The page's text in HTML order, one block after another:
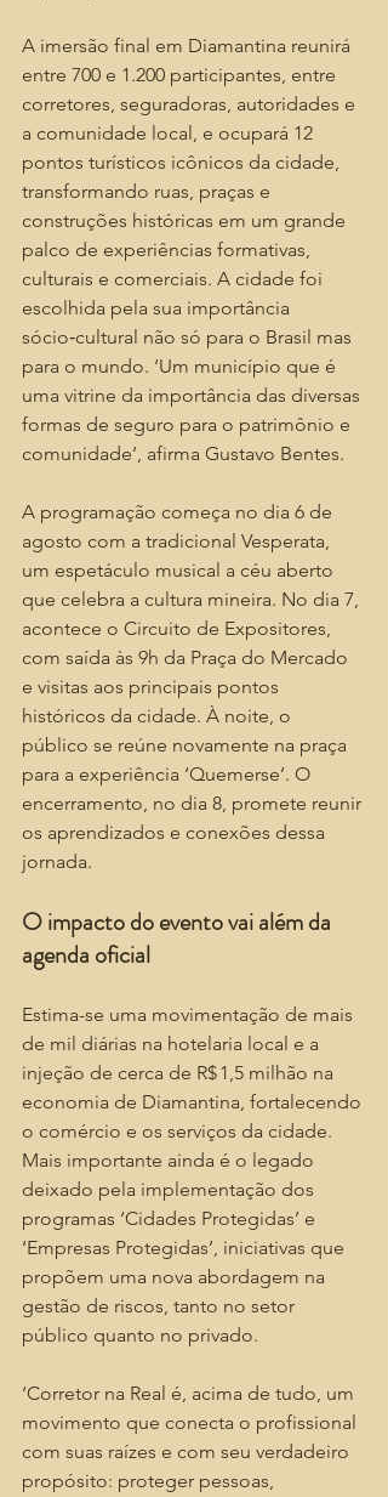
A imersão final em Diamantina reunirá
entre 700 e 1.200 participantes, entre
corretores, seguradoras, autoridades e
a comunidade local, e ocupará 12
pontos turísticos icônicos da cidade,
transformando ruas, praças e
construções históricas em um grande
palco de experiências formativas,
culturais e comerciais. A cidade foi
escolhida pela sua importância
sócio‑cultural não só para o Brasil mas
para o mundo. ‘Um município que é
uma vitrine da importância das diversas
formas de seguro para o patrimônio e
comunidade’, afirma Gustavo Bentes.
A programação começa no dia 6 de
agosto com a tradicional Vesperata,
um espetáculo musical a céu aberto
que celebra a cultura mineira. No dia 7,
acontece o Circuito de Expositores,
com saída às 9h da Praça do Mercado
e visitas aos principais pontos
históricos da cidade. À noite, o
público se reúne novamente na praça
para a experiência ‘Quemerse’. O
encerramento, no dia 8, promete reunir
os aprendizados e conexões dessa
jornada.
O impacto do evento vai além da
agenda oficial
Estima-se uma movimentação de mais
de mil diárias na hotelaria local e a
injeção de cerca de R$ 1,5 milhão na
economia de Diamantina, fortalecendo
o comércio e os serviços da cidade.
Mais importante ainda é o legado
deixado pela implementação dos
programas ‘Cidades Protegidas’ e
‘Empresas Protegidas’, iniciativas que
propõem uma nova abordagem na
gestão de riscos, tanto no setor
público quanto no privado.
‘Corretor na Real é, acima de tudo, um
movimento que conecta o profissional
com suas raízes e com seu verdadeiro
propósito: proteger pessoas,